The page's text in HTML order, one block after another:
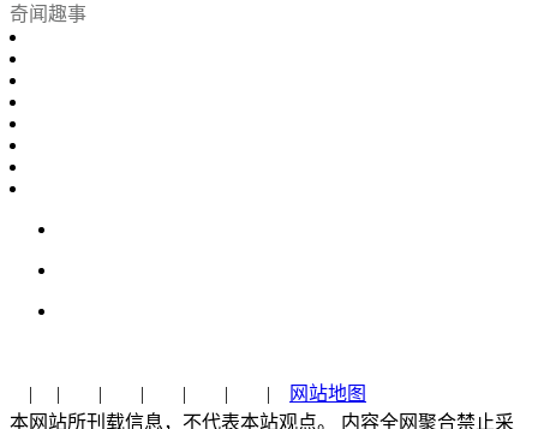
奇闻趣事
| | | | | | |
网站地图
本网站所刊载信息，不代表本站观点。 内容全网聚合禁止采